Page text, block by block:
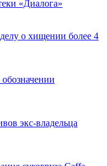
«Диалога»
о хищении более 4
экс-владельца